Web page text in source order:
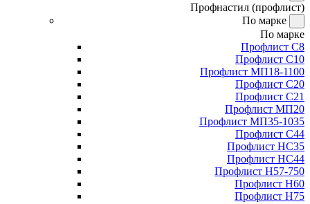
Профнастил (профлист)
По марке
По марке
Профлист С8
Профлист С10
Профлист МП18-1100
Профлист С20
Профлист С21
Профлист МП20
Профлист МП35-1035
Профлист С44
Профлист НС35
Профлист НС44
Профлист Н57-750
Профлист Н60
Профлист Н75